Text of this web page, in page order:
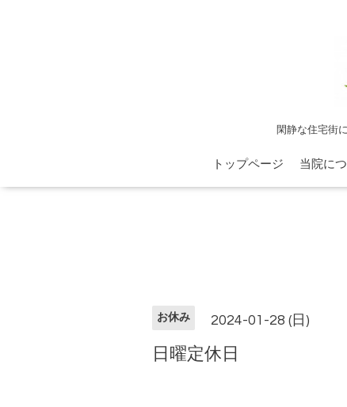
閑静な住宅街
トップページ 当院に
お休み 2024-01-28 (日)
日曜定休日